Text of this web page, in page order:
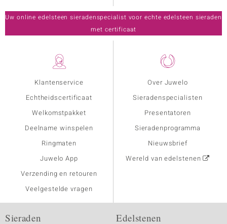
Klantenservice
Echtheidscertificaat
Welkomstpakket
Deelname winspelen
Ringmaten
Juwelo App
Verzending en retouren
Veelgestelde vragen
Over Juwelo
Sieradenspecialisten
Presentatoren
Sieradenprogramma
Nieuwsbrief
Wereld van edelstenen
Uw online edelsteen sieradenspecialist voor echte edelsteen sieraden
met certificaat
Sieraden Edelstenen